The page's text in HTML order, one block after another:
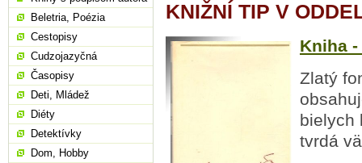
KNIŽNÍ TIP V
Kniha
Zlatý
bielych
tvrdá
Beletria, Poézia
Cestopisy
Cudzojazyčná
Časopisy
Deti, Mládež
Diéty
Detektívky
Dom, Hobby